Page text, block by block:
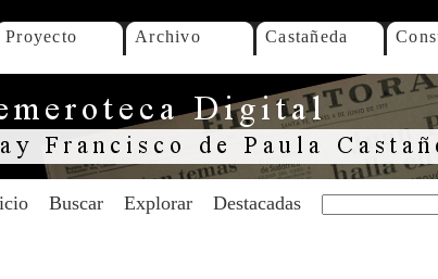
Proyecto Archivo Castañeda
Buscar Explorar Destacadas